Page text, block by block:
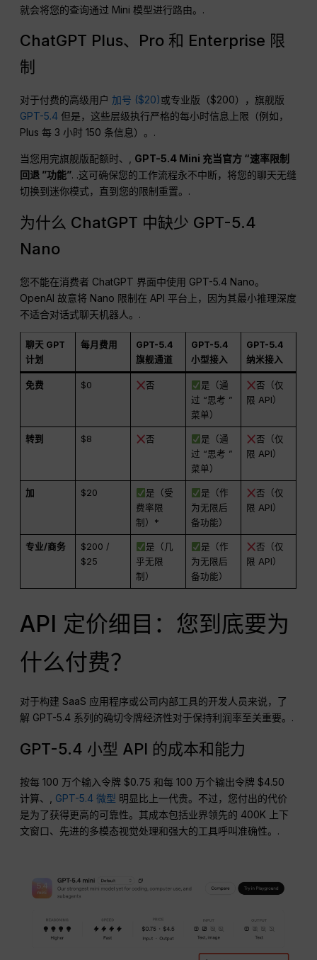
就会将您的查询通过 Mini 模型进行路由。.
ChatGPT Plus、Pro 和 Enterprise 限
制
对于付费的高级用户 加号 ($20)或专业版（$200），旗舰版
GPT-5.4 但是，这些层级执行严格的每小时信息上限（例如，
Plus 每 3 小时 150 条信息）。.
当您用完旗舰版配额时、, GPT-5.4 Mini 充当官方 “速率限制
回退 ”功能”. .这可确保您的工作流程永不中断，将您的聊天无缝
切换到迷你模式，直到您的限制重置。.
为什么 ChatGPT 中缺少 GPT-5.4
Nano
您不能在消费者 ChatGPT 界面中使用 GPT-5.4 Nano。
OpenAI 故意将 Nano 限制在 API 平台上，因为其最小推理深度
不适合对话式聊天机器人。.
聊天 GPT
计划
每月费用
GPT-5.4
旗舰通道
GPT-5.4
小型接入
GPT-5.4
纳米接入
免费 $0 否
是（通
过 “思考 ”
菜单）
否（仅
限 API）
转到 $8 否
是（通
过 “思考 ”
菜单）
否（仅
限 API）
加 $20
是（受
费率限
制）*
是（作
为无限后
备功能）
否（仅
限 API）
专业/商务
$200 /
$25
是（几
乎无限
制）
是（作
为无限后
备功能）
否（仅
限 API）
API 定价细目：您到底要为
什么付费？
对于构建 SaaS 应用程序或公司内部工具的开发人员来说，了
解 GPT-5.4 系列的确切令牌经济性对于保持利润率至关重要。.
GPT-5.4 小型 API 的成本和能力
按每 100 万个输入令牌 $0.75 和每 100 万个输出令牌 $4.50
计算、, GPT-5.4 微型 明显比上一代贵。不过，您付出的代价
是为了获得更高的可靠性。其成本包括业界领先的 400K 上下
文窗口、先进的多模态视觉处理和强大的工具呼叫准确性。.